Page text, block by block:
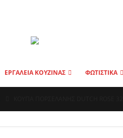
ΕΡΓΑΛΕΙΑ ΚΟΥΖΙΝΑΣ ΦΩΤΙΣΤΙΚΑ